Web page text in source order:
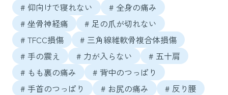
# 仰向けで寝れない
# 全身の痛み
# 坐骨神経痛
# 足の爪が切れない
# TFCC損傷
# 三角線維軟骨複合体損傷
# 手の震え
# 力が入らない
# 五十肩
# もも裏の痛み
# 背中のつっぱり
# 手首のつっぱり
# お尻の痛み
# 反り腰